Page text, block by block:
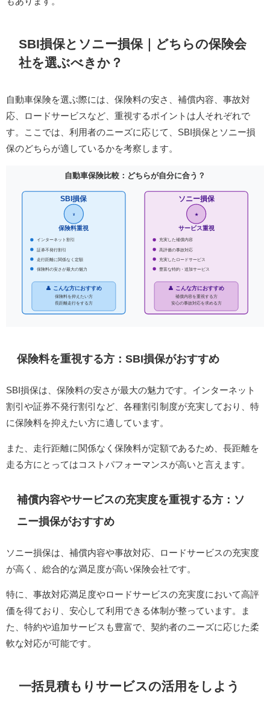
SBI損保とソニー損保｜どちらの保険会
社を選ぶべきか？
自動車保険を選ぶ際には、保険料の安さ、補償内容、事故対
応、ロードサービスなど、重視するポイントは人それぞれで
す。​ここでは、利用者のニーズに応じて、SBI損保とソニー損
保のどちらが適しているかを考察します。​
自動車保険比較：どちらが自分に合う？
SBI損保
¥
保険料重視
インターネット割引
証券不発行割引
走行距離に関係なく定額
保険料の安さが最大の魅力
👤 こんな方におすすめ
保険料を抑えたい方
長距離走行をする方
ソニー損保
★
サービス重視
充実した補償内容
高評価の事故対応
充実したロードサービス
豊富な特約・追加サービス
👤 こんな方におすすめ
補償内容を重視する方
安心の事故対応を求める方
保険料を重視する方：SBI損保がおすすめ
SBI損保は、保険料の安さが最大の魅力です。​インターネット
割引や証券不発行割引など、各種割引制度が充実しており、特
に保険料を抑えたい方に適しています。​
また、走行距離に関係なく保険料が定額であるため、長距離を
走る方にとってはコストパフォーマンスが高いと言えます。
補償内容やサービスの充実度を重視する方：ソ
ニー損保がおすすめ
ソニー損保は、補償内容や事故対応、ロードサービスの充実度
が高く、総合的な満足度が高い保険会社です。​
特に、事故対応満足度やロードサービスの充実度において高評
価を得ており、安心して利用できる体制が整っています。​ま
た、特約や追加サービスも豊富で、契約者のニーズに応じた柔
軟な対応が可能です。
一括見積もりサービスの活用をしよう